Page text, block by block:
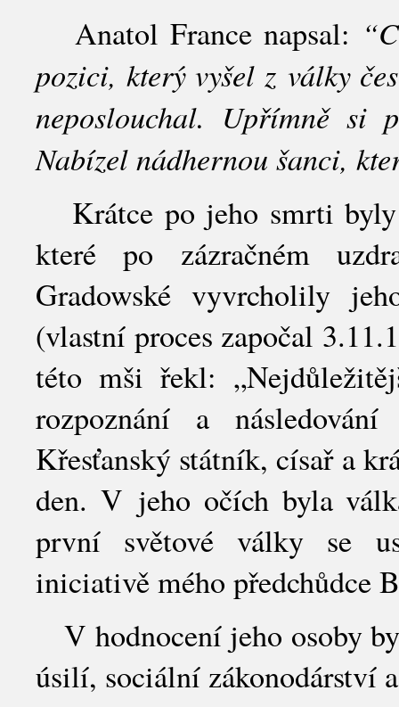
Anatol France napsal:
pozici, který vyšel z války
neposlouchal. Upřímně
Nabízel nádhernou šanci,
Krátce po jeho smrti byly
které po zázračném
Gradowské vyvrcholily
(vlastní proces započal
této mši řekl:
rozpoznání a
Křesťanský státník, císař a
den. V jeho očích byla
první světové války se
iniciativě mého předchůdce
V hodnocení jeho osoby
úsilí, sociální zákonodárství